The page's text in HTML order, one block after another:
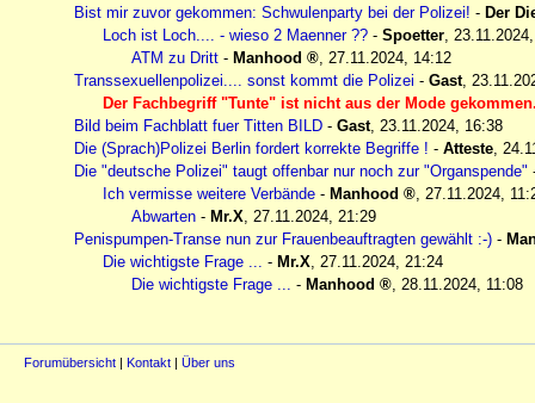
Bist mir zuvor gekommen: Schwulenparty bei der Polizei! - Der
Loch ist Loch.... - wieso 2 Maenner ?? - Spoetter
ATM zu Dritt - Manhood
27.11.2024, 14:12
Transsexuellenpolizei.... sonst kommt die Polizei - Gast,
Der Fachbegriff "Tunte" ist nicht aus der Mode
Bild beim Fachblatt fuer Titten BILD - Gast, 23.11.2024, 16:38
Die (Sprach)Polizei Berlin fordert korrekte Begriffe ! - Atteste
Die "deutsche Polizei" taugt offenbar nur noch zur "Organspende"
Ich vermisse weitere Verbände - Manhood
27.11.2024,
Abwarten - Mr.X
27.11.2024, 21:29
Penispumpen-Transe nun zur Frauenbeauftragten gewählt :-) -
Die wichtigste Frage ...
- Mr.X
27.11.2024, 21:24
Die wichtigste Frage ...
- Manhood 28.11.2024, 11:08
Forumübersicht | Kontakt | Über uns